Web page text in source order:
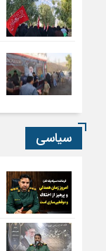
سیاسی